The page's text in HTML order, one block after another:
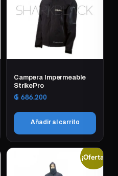
Campera Impermeable
StrikePro
₲ 686.200
Añadir al carrito
¡Oferta!